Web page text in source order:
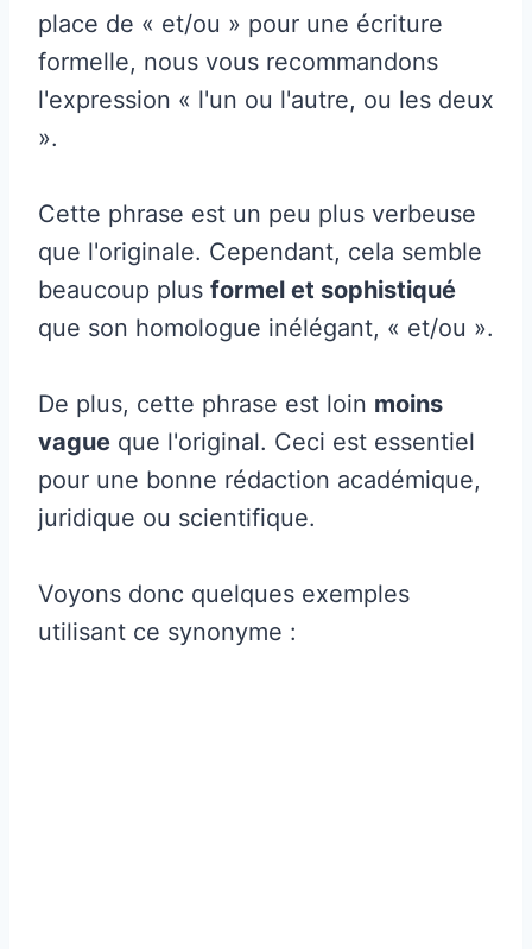
place de « et/ou » pour une écriture
formelle, nous vous recommandons
l'expression « l'un ou l'autre, ou les deux
».
Cette phrase est un peu plus verbeuse
que l'originale. Cependant, cela semble
beaucoup plus formel et sophistiqué
que son homologue inélégant, « et/ou ».
De plus, cette phrase est loin moins
vague que l'original. Ceci est essentiel
pour une bonne rédaction académique,
juridique ou scientifique.
Voyons donc quelques exemples
utilisant ce synonyme :